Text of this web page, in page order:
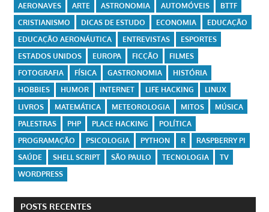
AERONAVES ARTE ASTRONOMIA AUTOMÓVEIS
BTTF
CRISTIANISMO
DICAS DE ESTUDO ECONOMIA
EDUCAÇÃO
EDUCAÇÃO AERONÁUTICA
ENTREVISTAS
ESPORTES
ESTADOS UNIDOS
EUROPA FICÇÃO
FILMES
FOTOGRAFIA
FÍSICA GASTRONOMIA
HISTÓRIA
HOBBIES
HUMOR INTERNET LIFE HACKING
LINUX
LIVROS
MATEMÁTICA METEOROLOGIA MITOS
MÚSICA
PALESTRAS
PHP PLACE HACKING
POLÍTICA
PROGRAMAÇÃO
PSICOLOGIA PYTHON R
RASPBERRY PI
SAÚDE
SHELL SCRIPT SÃO PAULO TECNOLOGIA
TV
WORDPRESS
POSTS RECENTES